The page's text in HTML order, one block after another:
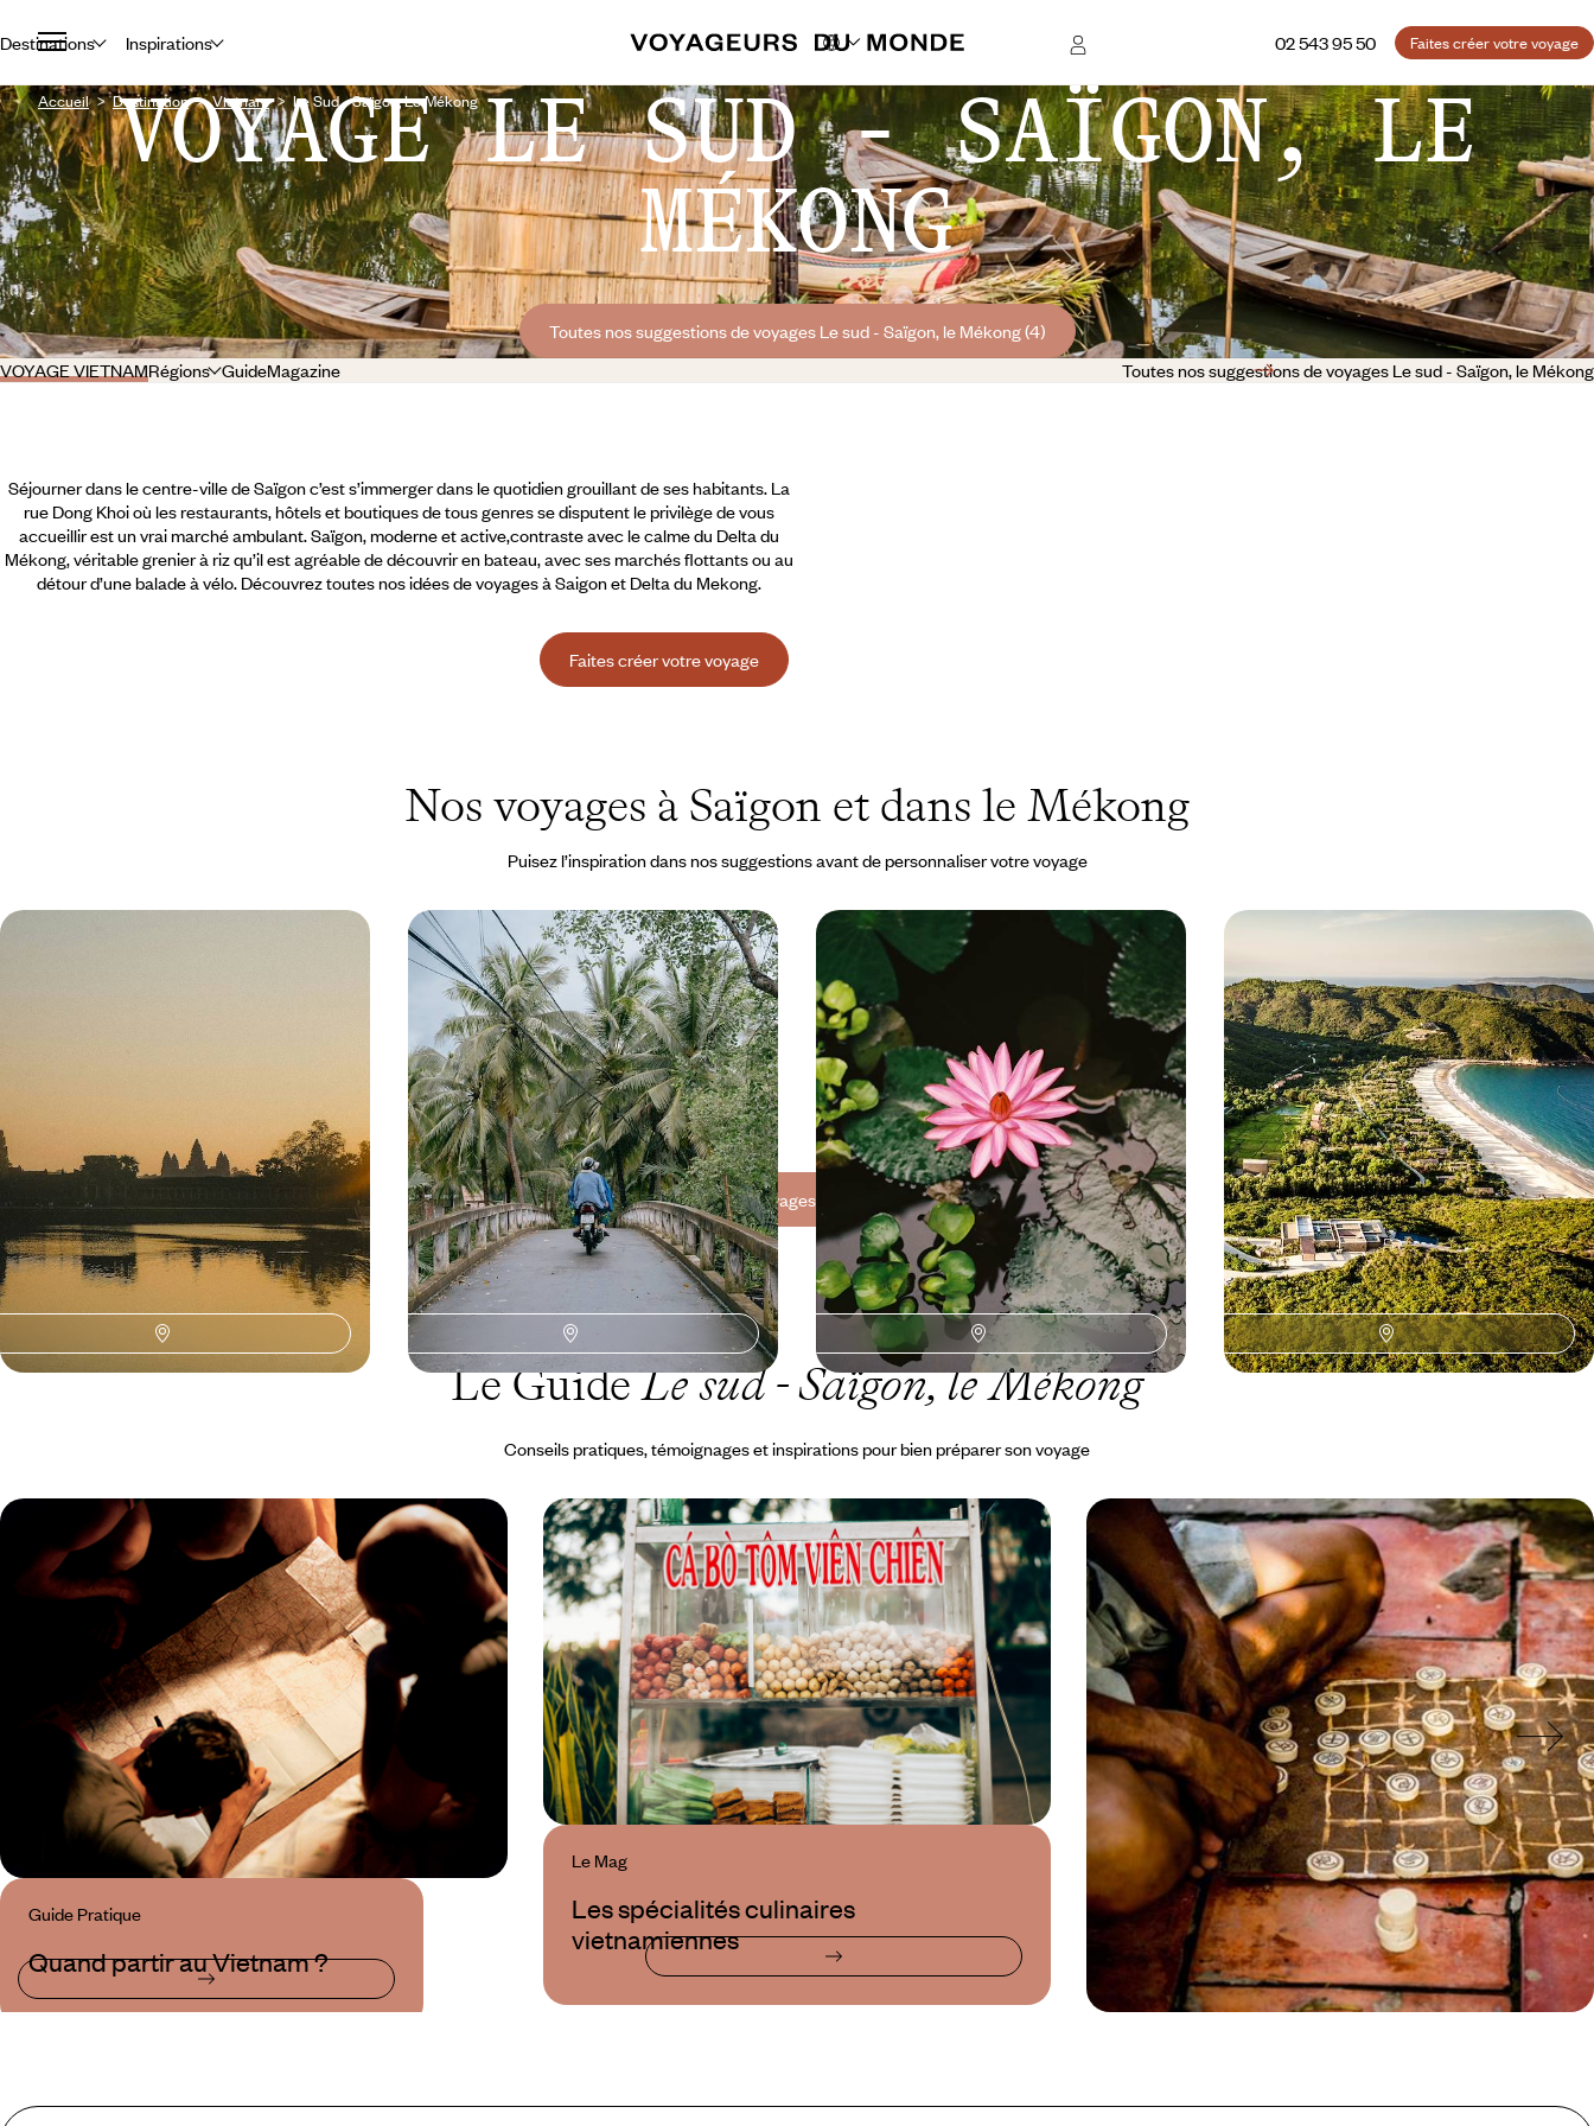
Destinations Inspirations 02 543 95 50 Faites créer votre voyage
Accueil Destination Vietnam Le Sud - Saïgon, Le Mékong
VOYAGE LE SUD - SAÏGON, LE
MÉKONG
Toutes nos suggestions de voyages Le sud - Saïgon, le Mékong (4)
VOYAGE VIETNAMRégions GuideMagazine Toutes nos suggestions de voyages Le sud - Saïgon, le Mékong
Séjourner dans le centre-ville de Saïgon c’est s’immerger dans le quotidien grouillant de ses habitants. La
rue Dong Khoi où les restaurants, hôtels et boutiques de tous genres se disputent le privilège de vous
accueillir est un vrai marché ambulant. Saïgon, moderne et active,contraste avec le calme du Delta du
Mékong, véritable grenier à riz qu’il est agréable de découvrir en bateau, avec ses marchés flottants ou au
détour d’une balade à vélo. Découvrez toutes nos idées de voyages à Saigon et Delta du Mekong.
Faites créer votre voyage
Nos voyages à Saïgon et dans le Mékong
Puisez l’inspiration dans nos suggestions avant de personnaliser votre voyage
Du Nord au Sud - Premier voyage
au Vietnam
De Hanoï à Hô Chi Minh-Ville, un itinéraire
complet au fil de certains des plus beaux sites du
pays
12 jours, de 3900 à 4700 €
Sous le soleil d’hiver, un Vietnam à
fleur d'eau - Hô Chi Minh-Ville, le
Mékong et l'île de Phu Quôc
Vous perdre dans les rues fourmillantes de Hô
Chi Minh-Ville, naviguer sur le Mékong, lézarder
sur le sable : le choix du sud et du soleil en hiver
10 jours, de 3900 à 5300 €
Vietnam à deux en adresses à part
Vivre le meilleur de la côte vietnamienne, entre
escales pleines de charme et paysages
enchanteurs
13 jours, de 5900 à 7700 €
Toutes nos suggestions de voyages Le sud - Saïgon, le Mékong (4)
Le GuideLe sud - Saïgon, le Mékong
Conseils pratiques, témoignages et inspirations pour bien préparer son voyage
Guide Pratique
Quand partir au Vietnam ?
Le Mag
Les spécialités culinaires
vietnamiennes